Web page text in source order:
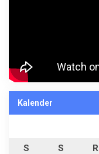
Kalender
S
S R